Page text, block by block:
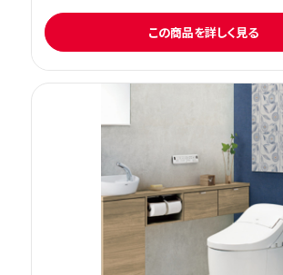
この商品を詳しく見る